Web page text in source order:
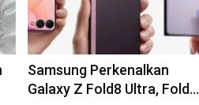
Samsung Perkenalkan
Galaxy Z Fold8 Ultra, Fold8,